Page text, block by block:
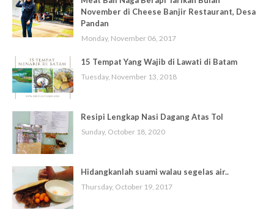
November di Cheese Banjir Restaurant, Desa
Pandan
Monday, November 06, 2017
15 Tempat Yang Wajib di Lawati di Batam
Tuesday, November 13, 2018
Resipi Lengkap Nasi Dagang Atas Tol
Sunday, October 18, 2020
Hidangkanlah suami walau segelas air..
Thursday, October 19, 2017